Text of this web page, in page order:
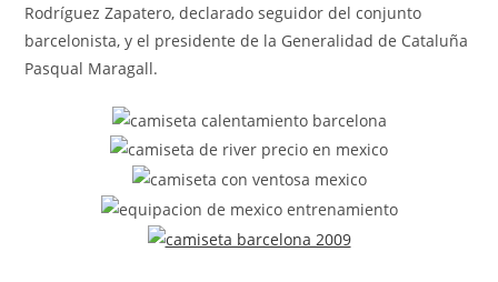
Rodríguez Zapatero, declarado seguidor del conjunto
barcelonista, y el presidente de la Generalidad de Cataluña
Pasqual Maragall.